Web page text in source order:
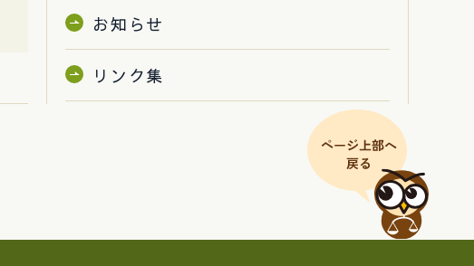
お知らせ
リンク集